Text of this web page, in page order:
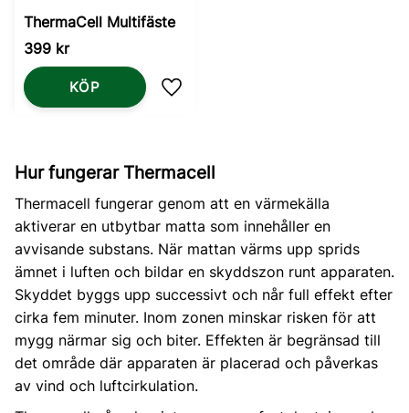
ThermaCell Multifäste
399 kr
Lägg till i favoriter
KÖP
Hur fungerar Thermacell
Thermacell fungerar genom att en värmekälla
aktiverar en utbytbar matta som innehåller en
avvisande substans. När mattan värms upp sprids
ämnet i luften och bildar en skyddszon runt apparaten.
Skyddet byggs upp successivt och når full effekt efter
cirka fem minuter. Inom zonen minskar risken för att
mygg närmar sig och biter. Effekten är begränsad till
det område där apparaten är placerad och påverkas
av vind och luftcirkulation.